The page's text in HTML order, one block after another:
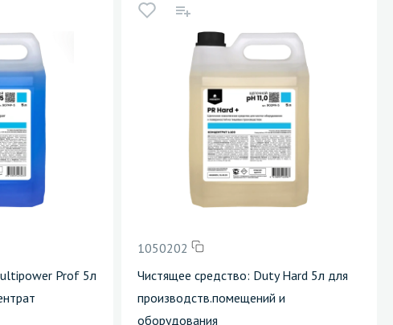
Prof 5л
1050202
Чистящее средство: Duty Hard 5л для
производств.помещений и
оборудования